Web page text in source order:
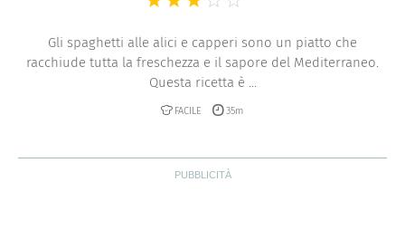
Gli spaghetti alle alici e capperi sono un piatto che
racchiude tutta la freschezza e il sapore del Mediterraneo.
Questa ricetta è ...
FACILE 35m